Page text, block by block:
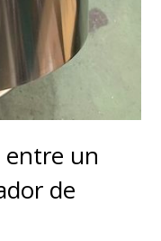
entre un
de